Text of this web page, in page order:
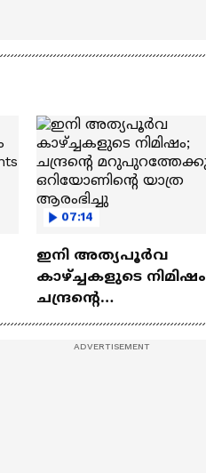
07:14
ഇനി അത്യപൂര്‍വ
കാഴ്ച്ചകളുടെ
ചന്ദ്രന്റെ